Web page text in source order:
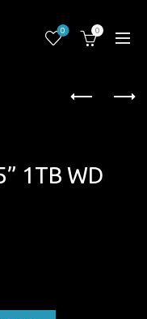
0 0
1TB WD